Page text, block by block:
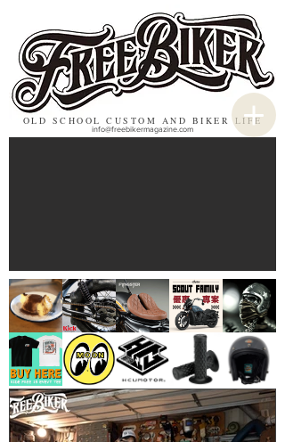
OLD SCHOOL CUSTOM AND BIKER LIFE
info@freebikermagazine.com